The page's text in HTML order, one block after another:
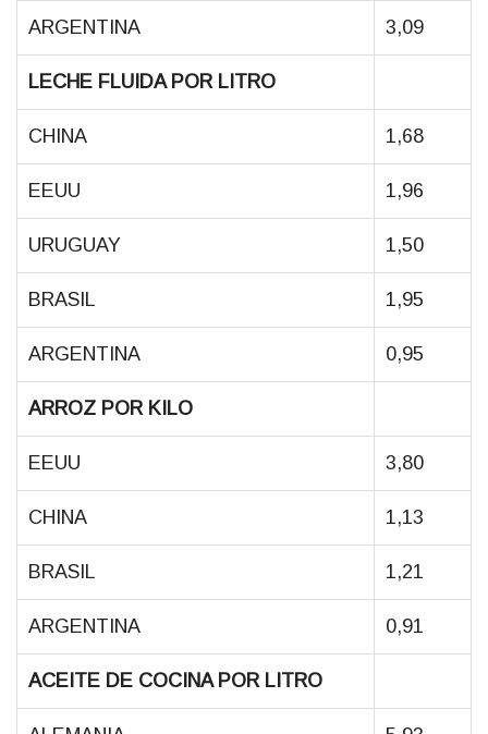
ARGENTINA 3,09
LECHE FLUIDA POR LITRO
CHINA 1,68
EEUU 1,96
URUGUAY 1,50
BRASIL 1,95
ARGENTINA 0,95
ARROZ POR KILO
EEUU 3,80
CHINA 1,13
BRASIL 1,21
ARGENTINA 0,91
ACEITE DE COCINA POR LITRO